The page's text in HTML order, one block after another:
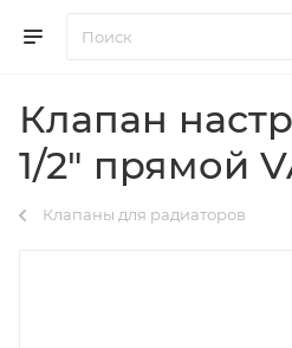
Клапан
1/2" прямой
Клапаны для радиаторов